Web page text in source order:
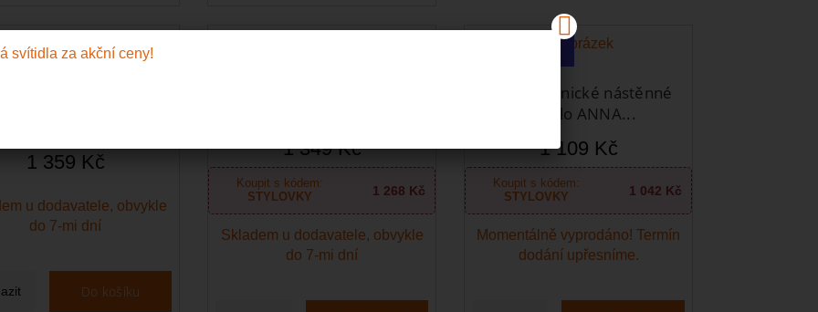
1 359 Kč
u dodavatele, obvykle
do 7-mi dní
Do košíku
1 349 Kč
Koupit s kódem:
STYLOVKY
1 268 Kč
Skladem u dodavatele, obvykle
do 7-mi dní
Architektonické nástěnné
svítidlo ANNA...
1 109 Kč
Koupit s kódem:
STYLOVKY
1 042 Kč
Momentálně vyprodáno! Termín
dodání upřesníme.